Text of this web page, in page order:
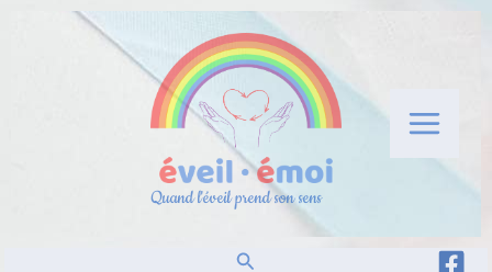
Quand l'éveil prend son sens
Rechercher